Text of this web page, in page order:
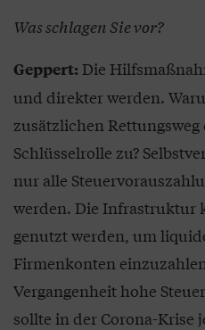
Was schlagen Sie vor?
Geppert: Die
und direkter werden.
zusätzlichen
Schlüsselrolle zu?
nur alle
werden. Die Infrastruktur
genutzt werden, um
Firmenkonten
Vergangenheit hohe
sollte in der Corona-Krise